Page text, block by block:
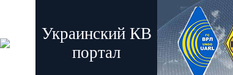
Украинский КВ
портал